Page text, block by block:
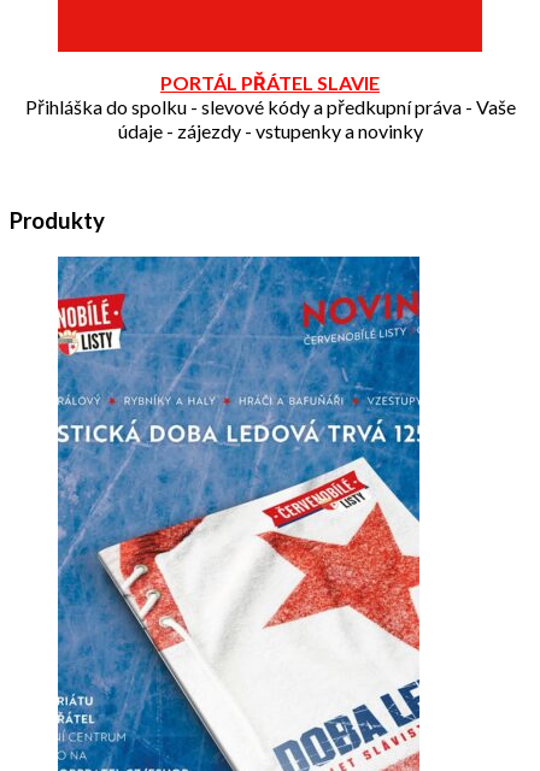
PORTÁL PŘÁTEL SLAVIE
Přihláška do spolku - slevové kódy a předkupní práva - Vaše
údaje - zájezdy - vstupenky a novinky
Produkty